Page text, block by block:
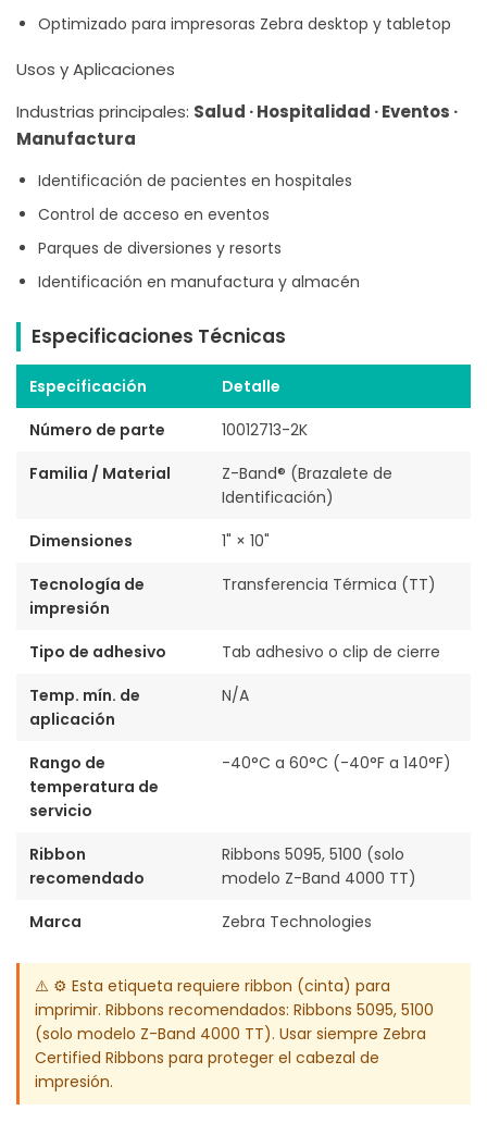
Optimizado para impresoras Zebra desktop y tabletop
Usos y Aplicaciones
Industrias principales: Salud · Hospitalidad · Eventos ·
Manufactura
Identificación de pacientes en hospitales
Control de acceso en eventos
Parques de diversiones y resorts
Identificación en manufactura y almacén
Especificaciones Técnicas
Especificación
Detalle
Número de parte
10012713-2K
Familia / Material
Z-Band® (Brazalete de
Identificación)
Dimensiones
1" × 10"
Tecnología de
impresión
Transferencia Térmica (TT)
Tipo de adhesivo
Tab adhesivo o clip de cierre
Temp. mín. de
aplicación
N/A
Rango de
temperatura de
servicio
-40°C a 60°C (-40°F a 140°F)
Ribbon
recomendado
Ribbons 5095, 5100 (solo
modelo Z-Band 4000 TT)
Marca
Zebra Technologies
⚠️ ⚙️ Esta etiqueta requiere ribbon (cinta) para
imprimir. Ribbons recomendados: Ribbons 5095, 5100
(solo modelo Z-Band 4000 TT). Usar siempre Zebra
Certified Ribbons para proteger el cabezal de
impresión.